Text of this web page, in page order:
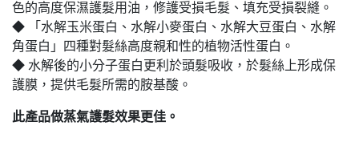
色的高度保濕護髮用油，修護受損毛髮、填充受損裂縫。
◆ 「水解玉米蛋白、水解小麥蛋白、水解大豆蛋白、水解
角蛋白」四種對髮絲高度親和性的植物活性蛋白。
◆ 水解後的小分子蛋白更利於頭髮吸收，於髮絲上形成保
護膜，提供毛髮所需的胺基酸。
此產品做蒸氣護髮效果更佳。